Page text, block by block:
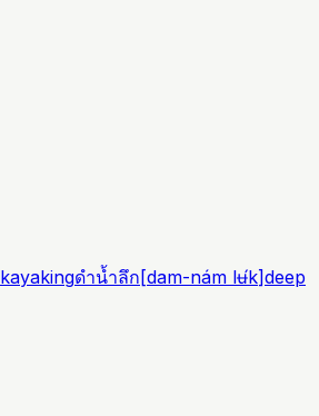
kayakingดำน้ำลึก[dam-nám lʉ́k]deep